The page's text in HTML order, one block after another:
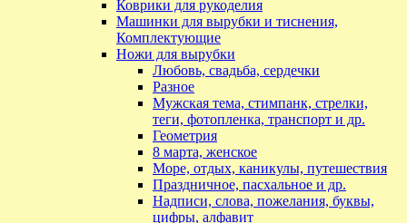
Коврики для рукоделия
Машинки для вырубки и тиснения,
Комплектующие
Ножи для вырубки
Любовь, свадьба, сердечки
Разное
Мужская тема, стимпанк, стрелки,
теги, фотопленка, транспорт и др.
Геометрия
8 марта, женское
Море, отдых, каникулы, путешествия
Праздничное, пасхальное и др.
Надписи, слова, пожелания, буквы,
цифры, алфавит